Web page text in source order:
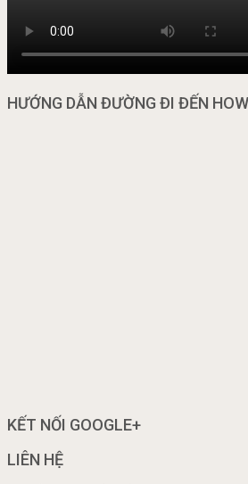
HƯỚNG DẪN ĐƯỜNG ĐI ĐẾN
KẾT NỐI GOOGLE+
LIÊN HỆ